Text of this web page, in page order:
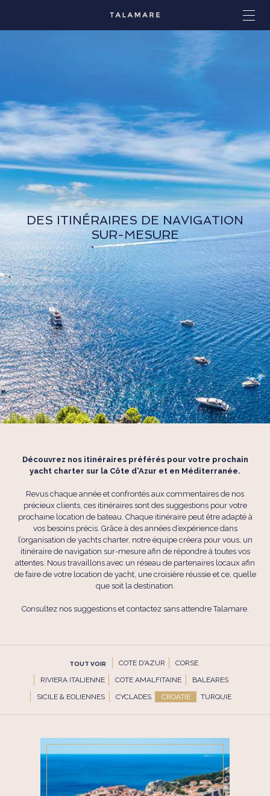
DES ITINÉRAIRES DE NAVIGATION
SUR-MESURE
Découvrez nos itinéraires préférés pour votre prochain
yacht charter sur la Côte d'Azur et en Méditerranée.
Revus chaque année et confrontés aux commentaires de nos
précieux clients, ces itinéraires sont des suggestions pour votre
prochaine location de bateau. Chaque itinéraire peut être adapté à
vos besoins précis. Grâce à des années d’expérience dans
l’organisation de yachts charter, notre équipe créera pour vous, un
itinéraire de navigation sur-mesure afin de répondre à toutes vos
attentes. Nous travaillons avec un réseau de partenaires locaux afin
de faire de votre location de yacht, une croisière réussie et ce, quelle
que soit la destination.
Consultez nos suggestions et contactez sans attendre Talamare.
TOUT VOIR COTE D'AZUR
CORSE
RIVIERA ITALIENNE
COTE AMALFITAINE
BALEARES
SICILE & EOLIENNES
CYCLADES CROATIE TURQUIE